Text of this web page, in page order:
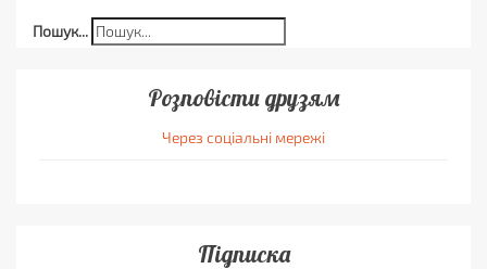
Пошук...
Розповісти друзям
Через соціальні мережі
Підписка